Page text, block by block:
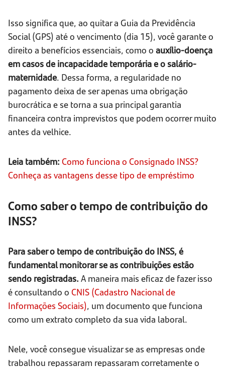
Isso significa que, ao quitar a Guia da Previdência
Social (GPS) até o vencimento (dia 15), você garante o
direito a benefícios essenciais, como o auxílio-doença
em casos de incapacidade temporária e o salário-
maternidade. Dessa forma, a regularidade no
pagamento deixa de ser apenas uma obrigação
burocrática e se torna a sua principal garantia
financeira contra imprevistos que podem ocorrer muito
antes da velhice.
Leia também: Como funciona o Consignado INSS?
Conheça as vantagens desse tipo de empréstimo
Como saber o tempo de contribuição do
INSS?
Para saber o tempo de contribuição do INSS, é
fundamental monitorar se as contribuições estão
sendo registradas. A maneira mais eficaz de fazer isso
é consultando o CNIS (Cadastro Nacional de
Informações Sociais), um documento que funciona
como um extrato completo da sua vida laboral.
Nele, você consegue visualizar se as empresas onde
trabalhou repassaram repassaram corretamente o